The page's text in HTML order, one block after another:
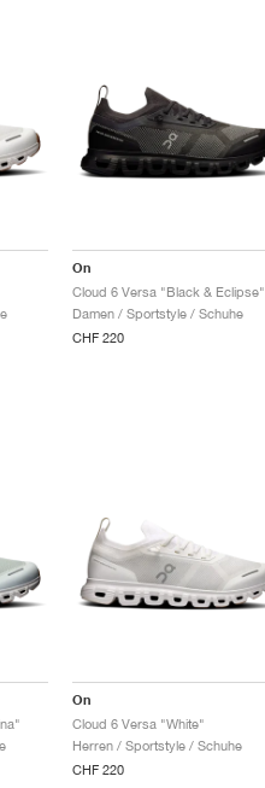
On
Cloud 6 Versa "Black & Eclipse"
Damen / Sportstyle / Schuhe
CHF 220
On
Cloud 6 Versa "White"
Herren / Sportstyle / Schuhe
CHF 220